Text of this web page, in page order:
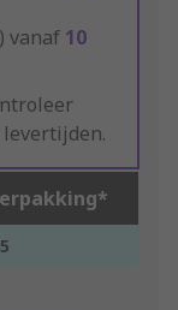
vanaf 10